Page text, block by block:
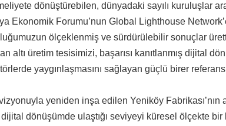
dönüştürebilen, dünyadaki sayılı kuruluşlar
Ekonomik Forumu’nun Global Lighthouse
ölçeklenmiş ve sürdürülebilir sonuçlar
altı üretim tesisimizi, başarısı kanıtlanmış dijital
yaygınlaşmasını sağlayan güçlü birer
yeniden inşa edilen Yeniköy Fabrikası’nın
dönüşümde ulaştığı seviyeyi küresel ölçekte